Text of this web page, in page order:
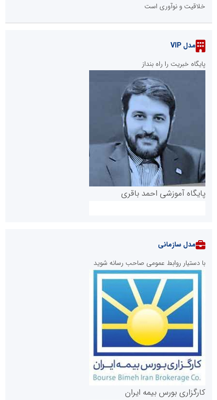
خلاقیت و نوآوری است
مدل VIP
پایگاه خبریت را راه بنداز
پایگاه آموزشی احمد باقری
روابط عمومی خبرگزاری گزارش خبر
مدل سازمانی
با دستیار روابط عمومی صاحب رسانه شوید
کارگزاری بورس بیمه ایران